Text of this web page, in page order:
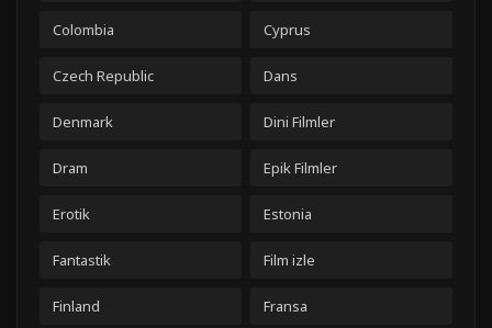
Colombia Cyprus
Czech Republic Dans
Denmark Dini Filmler
Dram Epik Filmler
Erotik Estonia
Fantastik Film izle
Finland Fransa